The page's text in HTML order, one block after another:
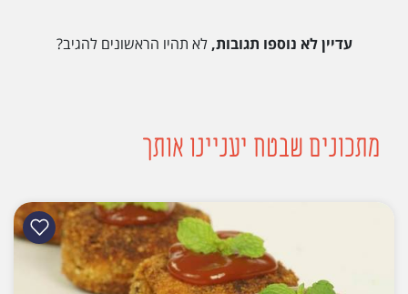
עדיין לא נוספו תגובות,לא תהיו הראשונים להגיב?
מתכונים שבטח יעניינו אותך